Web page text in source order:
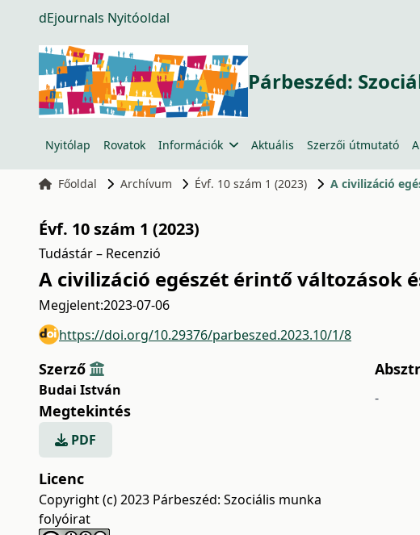
dEjournals Nyitóoldal
Párbeszéd:
Nyitólap Rovatok Információk Aktuális Szerzői útmutató
Főoldal Archívum Évf. 10 szám 1 (2023) A civilizáció
Évf. 10 szám 1 (2023)
Tudástár – Recenzió
A civilizáció egészét érintő változások
Megjelent:2023-07-06
https://doi.org/10.29376/parbeszed.2023.10/1/8
Szerző
Budai István
Megtekintés
PDF
Licenc
Copyright (c) 2023 Párbeszéd: Szociális munka
folyóirat
-